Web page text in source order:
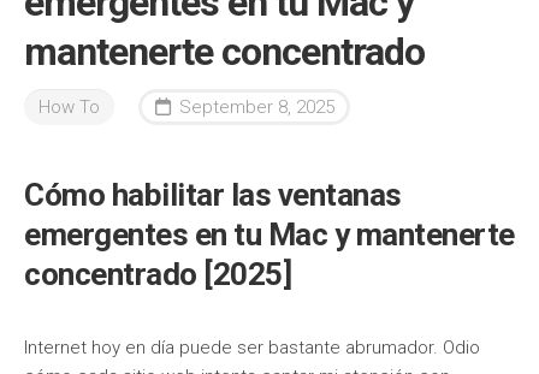
mantenerte concentrado
How To September 8, 2025
Cómo habilitar las ventanas
emergentes en tu Mac y mantenerte
concentrado [2025]
Internet hoy en día puede ser bastante abrumador. Odio